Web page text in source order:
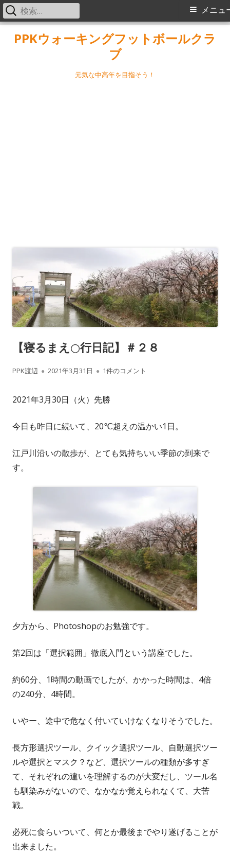
PPKウォーキングフットボールクラ
ブ
元気な中高年を目指そう！
メ
メニュ
検
索:
【寝るまえ○行日記】＃２８
作
PPK渡辺
公
2021年3月31日 【寝るまえ○行日記】＃２８ への
1件のコメント
2021年3月30日（火）先勝
今日も昨日に続いて、20℃超えの温かい1日。
江戸川沿いの散歩が、とても気持ちいい季節の到来で
す。
夕方から、Photoshopのお勉強です。
第2回は「選択範囲」徹底入門という講座でした。
約60分、1時間の動画でしたが、かかった時間は、4倍
の240分、4時間。
いやー、途中で危なく付いていけなくなりそうでした。
長方形選択ツール、クイック選択ツール、自動選択ツー
ルや選択とマスク？など、選択ツールの種類が多すぎ
て、それぞれの違いを理解するのが大変だし、ツール名
も馴染みがないので、なかなか覚えられなくて、大苦
戦。
必死に食らいついて、何とか最後までやり遂げることが
出来ました。